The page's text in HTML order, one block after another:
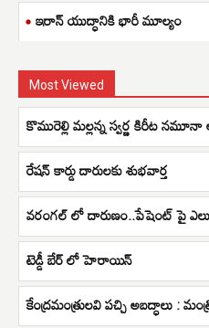
ఇరాన్ యుద్ధానికి భారీ మూల్యం
Most Viewed
కొమురెల్లి మల్లన్న స్వర్ణ కిరీట
రేషన్ కార్డు దారులకు శుభవార్త
వరంగల్ లో దారుణం..పేషెంట్ పై
టెడ్డీ బేర్ లో హెరాయిన్
కేంద్రమంత్రులవి పచ్చి అబద్ధాలు :